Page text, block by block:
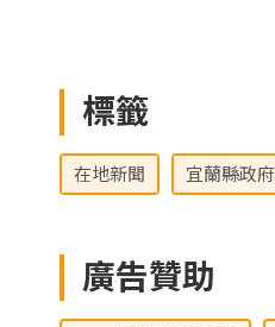
標籤
在地新聞 宜蘭縣政府
廣告贊助